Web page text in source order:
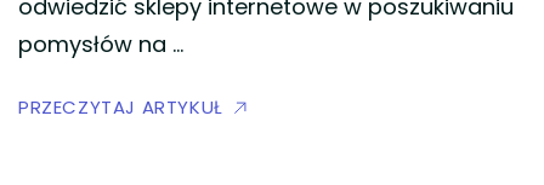
odwiedzić sklepy internetowe w poszukiwaniu
pomysłów na …
PRZECZYTAJ ARTYKUŁ